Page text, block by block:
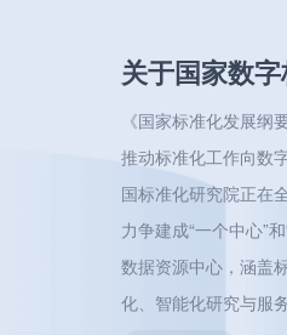
关于国家数
《国家标准化发展纲
推动标准化工作向数
国标准化研究院正在
力争建成“一个中心”
数据资源中心，涵盖
化、智能化研究与服